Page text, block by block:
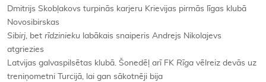
Dmitrijs Skobļakovs turpinās karjeru Krievijas pirmās līgas klubā
Novosibirskas
Sibirj, bet rīdzinieku labākais snaiperis Andrejs Nikolajevs
atgriezies
Latvijas galvaspilsētas klubā. Šonedēļ arī FK Rīga vēlreiz devās uz
treniņometni Turcijā, lai gan sākotnēji bija